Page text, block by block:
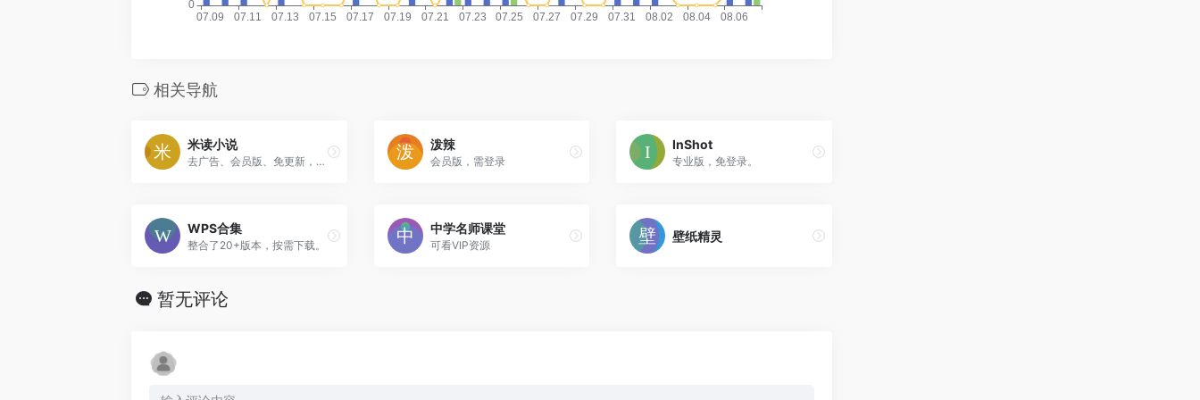
相关导航
米读小说
去广告、会员版、免更新，如果失效可留言。
泼辣
会员版，需登录
InShot
专业版，免登录。
WPS合集
整合了20+版本，按需下载。
中学名师课堂
可看VIP资源
壁纸精灵
暂无评论